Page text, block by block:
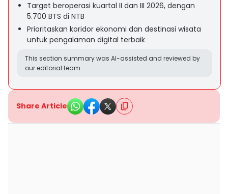
Target beroperasi kuartal II dan III 2026, dengan
5.700 BTS di NTB
Prioritaskan koridor ekonomi dan destinasi wisata
untuk pengalaman digital terbaik
This section summary was AI-assisted and reviewed by
our editorial team.
Share Article